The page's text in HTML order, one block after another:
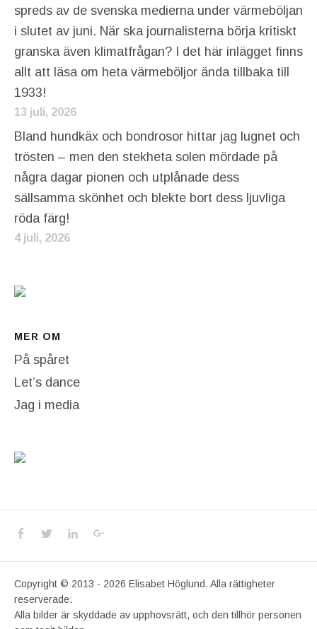
spreds av de svenska medierna under värmeböljan
i slutet av juni. När ska journalisterna börja kritiskt
granska även klimatfrågan? I det här inlägget finns
allt att läsa om heta värmeböljor ända tillbaka till
1933!
13 juli, 2026
Bland hundkäx och bondrosor hittar jag lugnet och
trösten – men den stekheta solen mördade på
några dagar pionen och utplånade dess
sällsamma skönhet och blekte bort dess ljuvliga
röda färg!
4 juli, 2026
MER OM
På spåret
Let’s dance
Jag i media
Social Media Profiles
Facebook
TwitterLinkedIn
Copyright © 2013 - 2026 Elisabet Höglund. Alla rättigheter
reserverade.
Alla bilder är skyddade av upphovsrätt, och den tillhör personen